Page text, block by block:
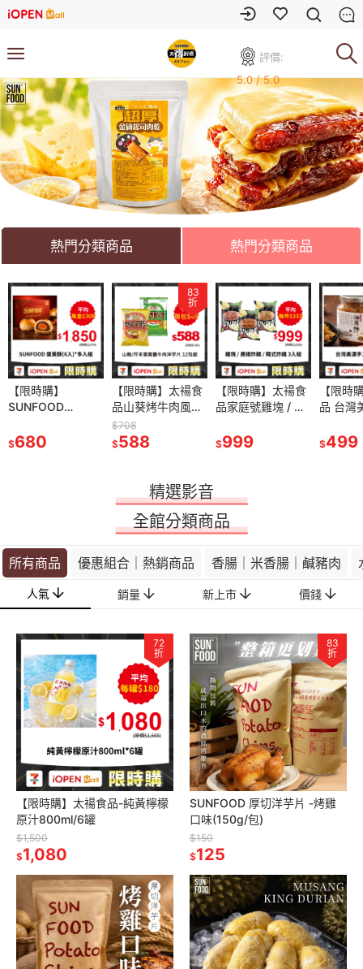
評價:
5.0 / 5.0
熱門分類商品 熱門分類商品
【限時購】
SUNFOOD
黃酥(6入)
$680
83
折
【限時購】太禓食
品山葵烤牛肉風味
洋芋片/芥末蛋黃醬
牛肉風味洋芋片
$708
$588
【限時購】太禓食
品家庭號雞塊 / 唐
去骨炸雞(口味任
$999
【限時
品 台灣
$499
折
【限時購】太禓食
品山葵烤牛肉風味
洋芋片/芥末蛋黃醬
牛肉風味洋芋片
【限時購】太禓食
品家庭號雞塊 / 唐
去骨炸雞(口味任
【限時購】太禓食
品 台灣美濃純手工
精選影音
全館分類商品
所有商品 優惠組合｜熱銷商品 香腸｜米香腸｜鹹豬肉
人氣 銷量 新上市 價錢
72
折
【限時購】太禓食品-純黃檸檬
原汁800ml/6罐
$1,500
$1,080
83
折
SUNFOOD 厚切洋芋片 -烤雞
口味(150g/包)
$150
$125